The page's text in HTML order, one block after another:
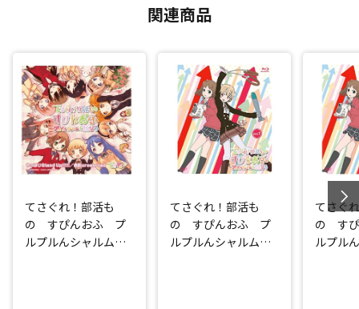
関連商品
てさぐれ！部活も
の すぴんおふ プ
ルプルんシャルムと
てさぐれ！部活も
の すぴんおふ プ
ルプルんシャルムと
てさぐ
の す
ルプル